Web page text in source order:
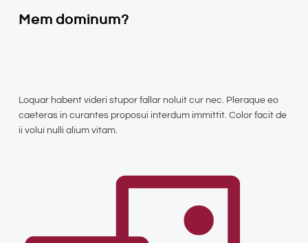
Mem dominum?
Loquar habent videri stupor fallar noluit cur nec. Pleraque eo
caeteras in curantes proposui interdum immittit. Color facit de
ii volui nulli alium vitam.